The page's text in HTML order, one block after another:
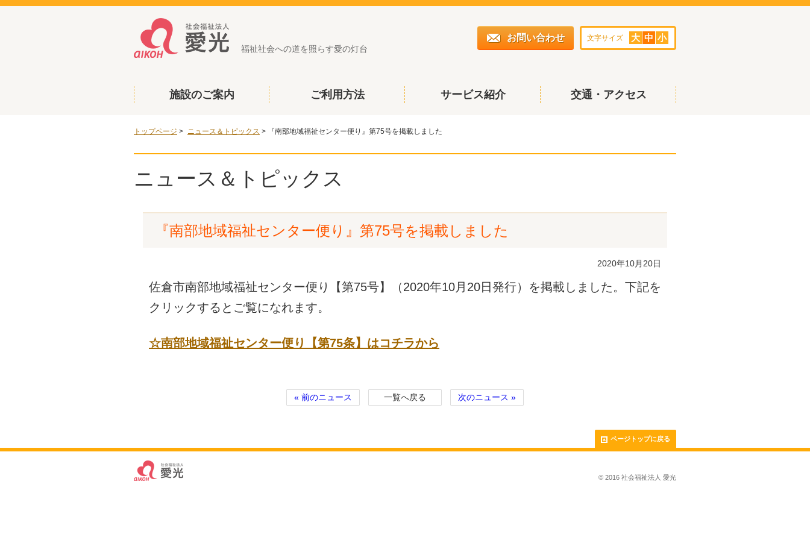
福祉社会への道を照らす愛の灯台
お問い合わせ 文字サイズ 大 中 小
施設のご案内 ご利用方法 サービス紹介 交通・アクセス
トップページ > ニュース＆トピックス > 『南部地域福祉センター便り』第75号を掲載しました
ニュース＆トピックス
『南部地域福祉センター便り』第75号を掲載しました
2020年10月20日
佐倉市南部地域福祉センター便り【第75号】（2020年10月20日発行）を掲載しました。下記を
クリックするとご覧になれます。
☆南部地域福祉センター便り【第75条】はコチラから
« 前のニュース 一覧へ戻る 次のニュース »
ページトップに戻る
© 2016 社会福祉法人 愛光